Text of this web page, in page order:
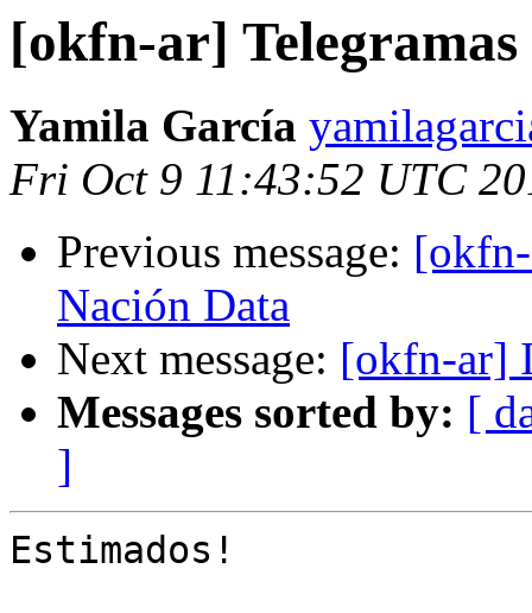
[okfn-ar] Telegramas
Yamila García
Fri Oct 9 11:43:52 UTC
Previous message: [okfn-
Nación Data
Next message: [okfn-ar]
Messages sorted by: [
]
Estimados!